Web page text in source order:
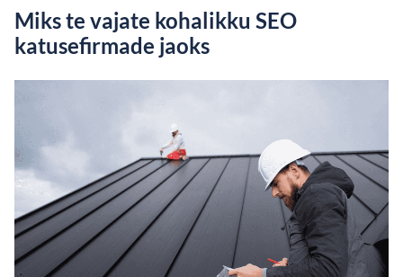
Miks te vajate kohalikku SEO
katusefirmade jaoks